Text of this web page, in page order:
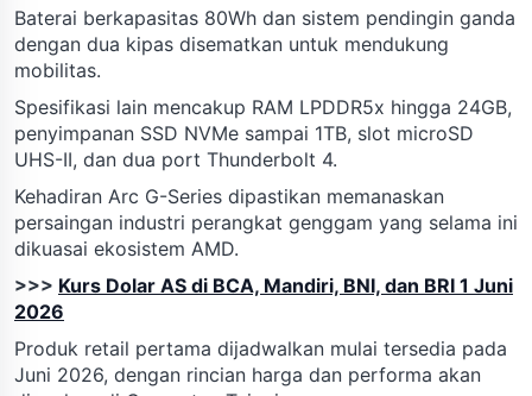
Baterai berkapasitas 80Wh dan sistem pendingin ganda
dengan dua kipas disematkan untuk mendukung
mobilitas.
Spesifikasi lain mencakup RAM LPDDR5x hingga 24GB,
penyimpanan SSD NVMe sampai 1TB, slot microSD
UHS-II, dan dua port Thunderbolt 4.
Kehadiran Arc G-Series dipastikan memanaskan
persaingan industri perangkat genggam yang selama ini
dikuasai ekosistem AMD.
>>> Kurs Dolar AS di BCA, Mandiri, BNI, dan BRI 1 Juni
2026
Produk retail pertama dijadwalkan mulai tersedia pada
Juni 2026, dengan rincian harga dan performa akan